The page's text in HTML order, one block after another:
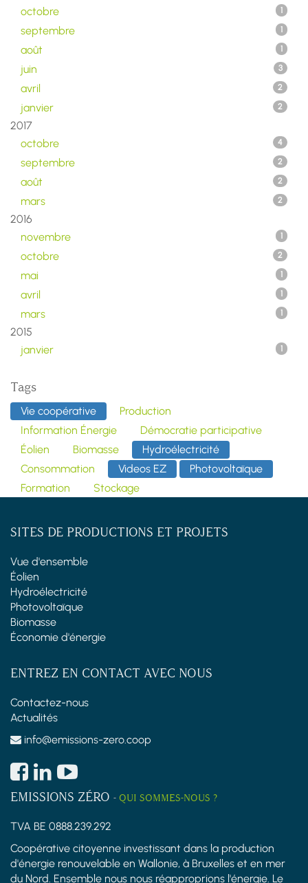
octobre 1
septembre 1
août 1
juin 3
avril 2
janvier 2
2017
octobre
4
septembre 2
août 2
mars 2
2016
novembre
1
octobre 2
mai 1
avril 1
mars 1
2015
janvier
1
Tags
Vie coopérative
Production
Information Énergie
Démocratie participative
Éolien
Biomasse
Hydroélectricité
Consommation
Videos EZ
Photovoltaïque
Formation
Stockage
SITES DE PRODUCTIONS ET PROJETS
Vue d'ensemble
Éolien
Hydroélectricité
Photovoltaïque
Biomasse
Économie d'énergie
ENTREZ EN CONTACT AVEC NOUS
Contactez-nous
Actualités
info@emissions-zero.coop
EMISSIONS ZÉRO - QUI SOMMES-NOUS ?
TVA BE 0888.239.292
Coopérative citoyenne investissant dans la production
d'énergie renouvelable en Wallonie, à Bruxelles et en mer
du Nord. Ensemble nous nous réapproprions l'énergie. Le